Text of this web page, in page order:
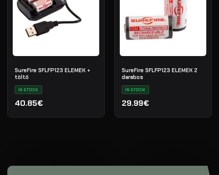
SureFire SFLFP123 ELEMEK +
töltő
IN STOCK
40.85€
SureFire SFLFP123 ELEMEK 2
darabos
IN STOCK
29.99€